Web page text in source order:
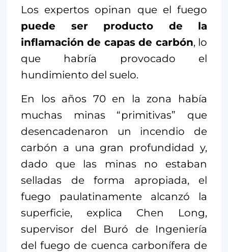
Los expertos opinan que el fuego
puede ser producto de la
inflamación de capas de carbón, lo
que habría provocado el
hundimiento del suelo.
En los años 70 en la zona había
muchas minas “primitivas” que
desencadenaron un incendio de
carbón a una gran profundidad y,
dado que las minas no estaban
selladas de forma apropiada, el
fuego paulatinamente alcanzó la
superficie, explica Chen Long,
supervisor del Buró de Ingeniería
del fuego de cuenca carbonífera de